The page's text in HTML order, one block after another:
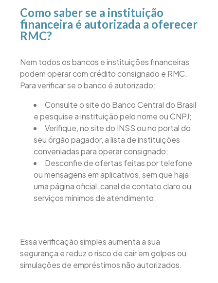
Como saber se a instituição
financeira é autorizada a oferecer
RMC?
Nem todos os bancos e instituições financeiras
podem operar com crédito consignado e RMC.
Para verificar se o banco é autorizado:
Consulte o site do Banco Central do Brasil
e pesquise a instituição pelo nome ou CNPJ;
Verifique, no site do INSS ou no portal do
seu órgão pagador, a lista de instituições
conveniadas para operar consignado;
Desconfie de ofertas feitas por telefone
ou mensagens em aplicativos, sem que haja
uma página oficial, canal de contato claro ou
serviços mínimos de atendimento.
Essa verificação simples aumenta a sua
segurança e reduz o risco de cair em golpes ou
simulações de empréstimos não autorizados.